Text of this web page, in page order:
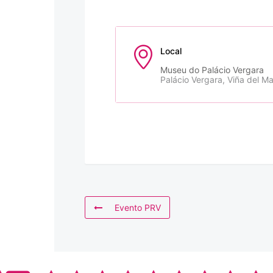
Local
Museu do Palácio Vergara
Palácio Vergara, Viña del
Evento PRV